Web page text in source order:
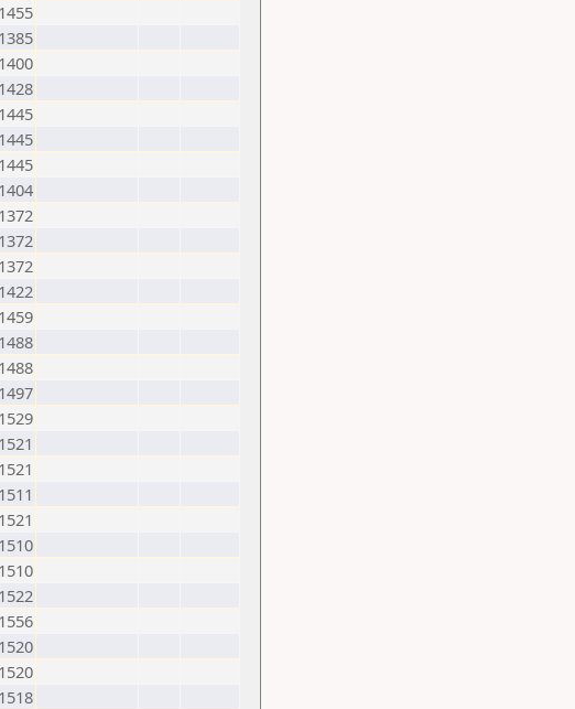
1455
1385
1400
1428
1445
1445
1445
1404
1372
1372
1372
1422
1459
1488
1488
1497
1529
1521
1521
1511
1521
1510
1510
1522
1556
1520
1520
1518